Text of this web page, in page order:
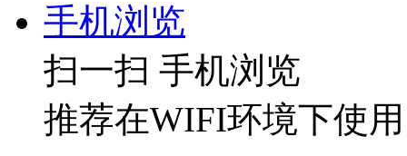
手机浏览
扫一扫 手机浏览
推荐在WIFI环境下使用